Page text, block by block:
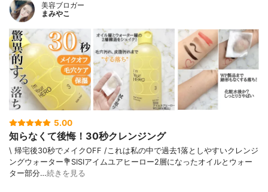
美容ブロガー
まみやこ
5.00
知らなくて後悔！30秒クレンジング
\ 帰宅後30秒でメイクOFF /⁡これは私の中で過去1落としやすいクレンジ
ングウォーター⁡⁡💐SISIアイムユアヒーロー⁡⁡2層になったオイルとウォー
ター部分…続きを見る